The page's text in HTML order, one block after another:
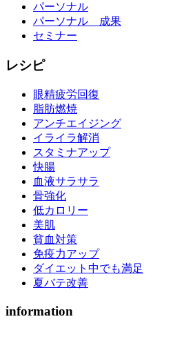
パーソナル
パーソナル 成果
セミナー
レシピ
眼精疲労回復
脂肪燃焼
アンチエイジング
イライラ解消
スタミナアップ
快腸
血液サラサラ
骨強化
低カロリー
美肌
貧血対策
免疫力アップ
ダイエット中でも満足
夏バテ改善
information